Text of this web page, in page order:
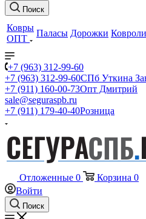
Поиск
Ковры
ОПТ
Паласы Дорожки
+7 (963) 312-99-60
+7 (963) 312-99-60СПб Уткина
+7 (911) 160-00-73Опт Дмитрий
sale@seguraspb.ru
+7 (911) 179-40-40Розница
Отложенные 0 Корзина 0
Войти
Поиск